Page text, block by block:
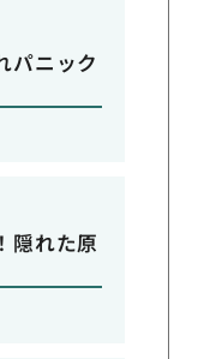
パニック
隠れた原